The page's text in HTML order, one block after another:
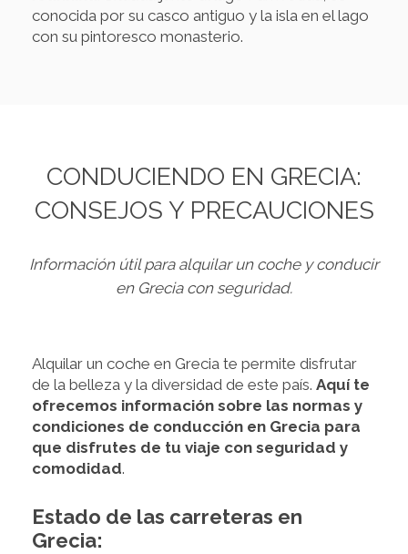
conocida por su casco antiguo y la isla en el lago
con su pintoresco monasterio.
CONDUCIENDO EN GRECIA:
CONSEJOS Y PRECAUCIONES
Información útil para alquilar un coche y conducir
en Grecia con seguridad.
Alquilar un coche en Grecia te permite disfrutar
de la belleza y la diversidad de este país. Aquí te
ofrecemos información sobre las normas y
condiciones de conducción en Grecia para
que disfrutes de tu viaje con seguridad y
comodidad.
Estado de las carreteras en
Grecia: